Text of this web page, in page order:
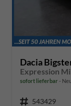
Dacia
Expression
sofort lieferbar
Fahrzeugnr. 543429